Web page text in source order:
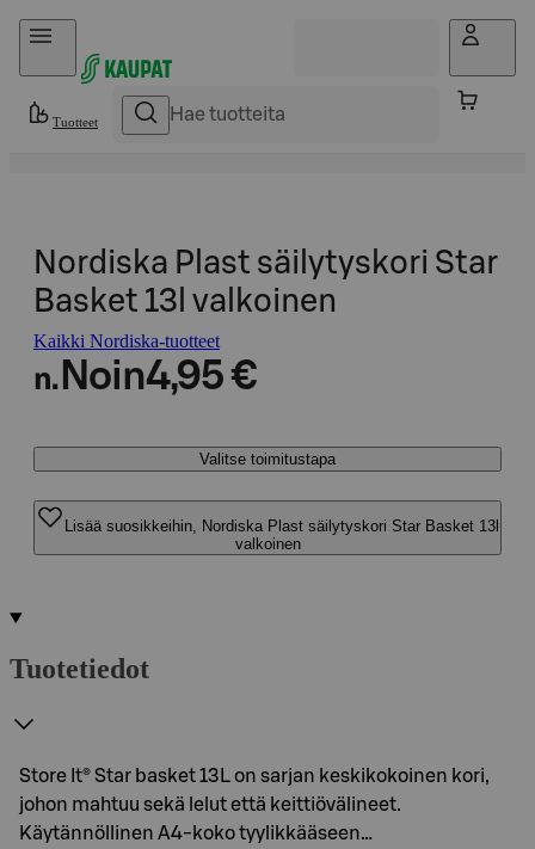
Hyppää sisältöön
Tuotteet
Nordiska Plast säilytyskori Star
Basket 13l valkoinen
Kaikki Nordiska-tuotteet
n. Noin4,95 €
Valitse toimitustapa
Lisää suosikkeihin, Nordiska Plast säilytyskori Star Basket 13l
valkoinen
Tuotetiedot
Store It® Star basket 13L on sarjan keskikokoinen kori,
johon mahtuu sekä lelut että keittiövälineet.
Käytännöllinen A4-koko tyylikkääseen…